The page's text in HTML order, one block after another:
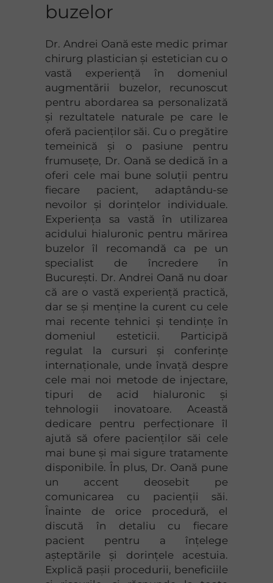
buzelor
Dr. Andrei Oană este medic primar
chirurg plastician și estetician cu o
vastă experiență în domeniul
augmentării buzelor, recunoscut
pentru abordarea sa personalizată
și rezultatele naturale pe care le
oferă pacienților săi. Cu o pregătire
temeinică și o pasiune pentru
frumusețe, Dr. Oană se dedică în a
oferi cele mai bune soluții pentru
fiecare pacient, adaptându-se
nevoilor și dorințelor individuale.
Experiența sa vastă în utilizarea
acidului hialuronic pentru mărirea
buzelor îl recomandă ca pe un
specialist de încredere în
București. Dr. Andrei Oană nu doar
că are o vastă experiență practică,
dar se și menține la curent cu cele
mai recente tehnici și tendințe în
domeniul esteticii. Participă
regulat la cursuri și conferințe
internaționale, unde învață despre
cele mai noi metode de injectare,
tipuri de acid hialuronic și
tehnologii inovatoare. Această
dedicare pentru perfecționare îl
ajută să ofere pacienților săi cele
mai bune și mai sigure tratamente
disponibile. În plus, Dr. Oană pune
un accent deosebit pe
comunicarea cu pacienții săi.
Înainte de orice procedură, el
discută în detaliu cu fiecare
pacient pentru a înțelege
așteptările și dorințele acestuia.
Explică pașii procedurii, beneficiile